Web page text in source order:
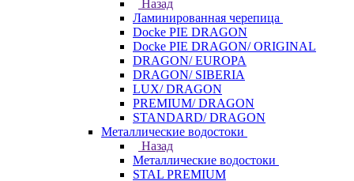
Назад
Ламинированная черепица
Docke PIE DRAGON
Docke PIE DRAGON/ ORIGINAL
DRAGON/ EUROPA
DRAGON/ SIBERIA
LUX/ DRAGON
PREMIUM/ DRAGON
STANDARD/ DRAGON
Металлические водостоки
Назад
Металлические водостоки
STAL PREMIUM